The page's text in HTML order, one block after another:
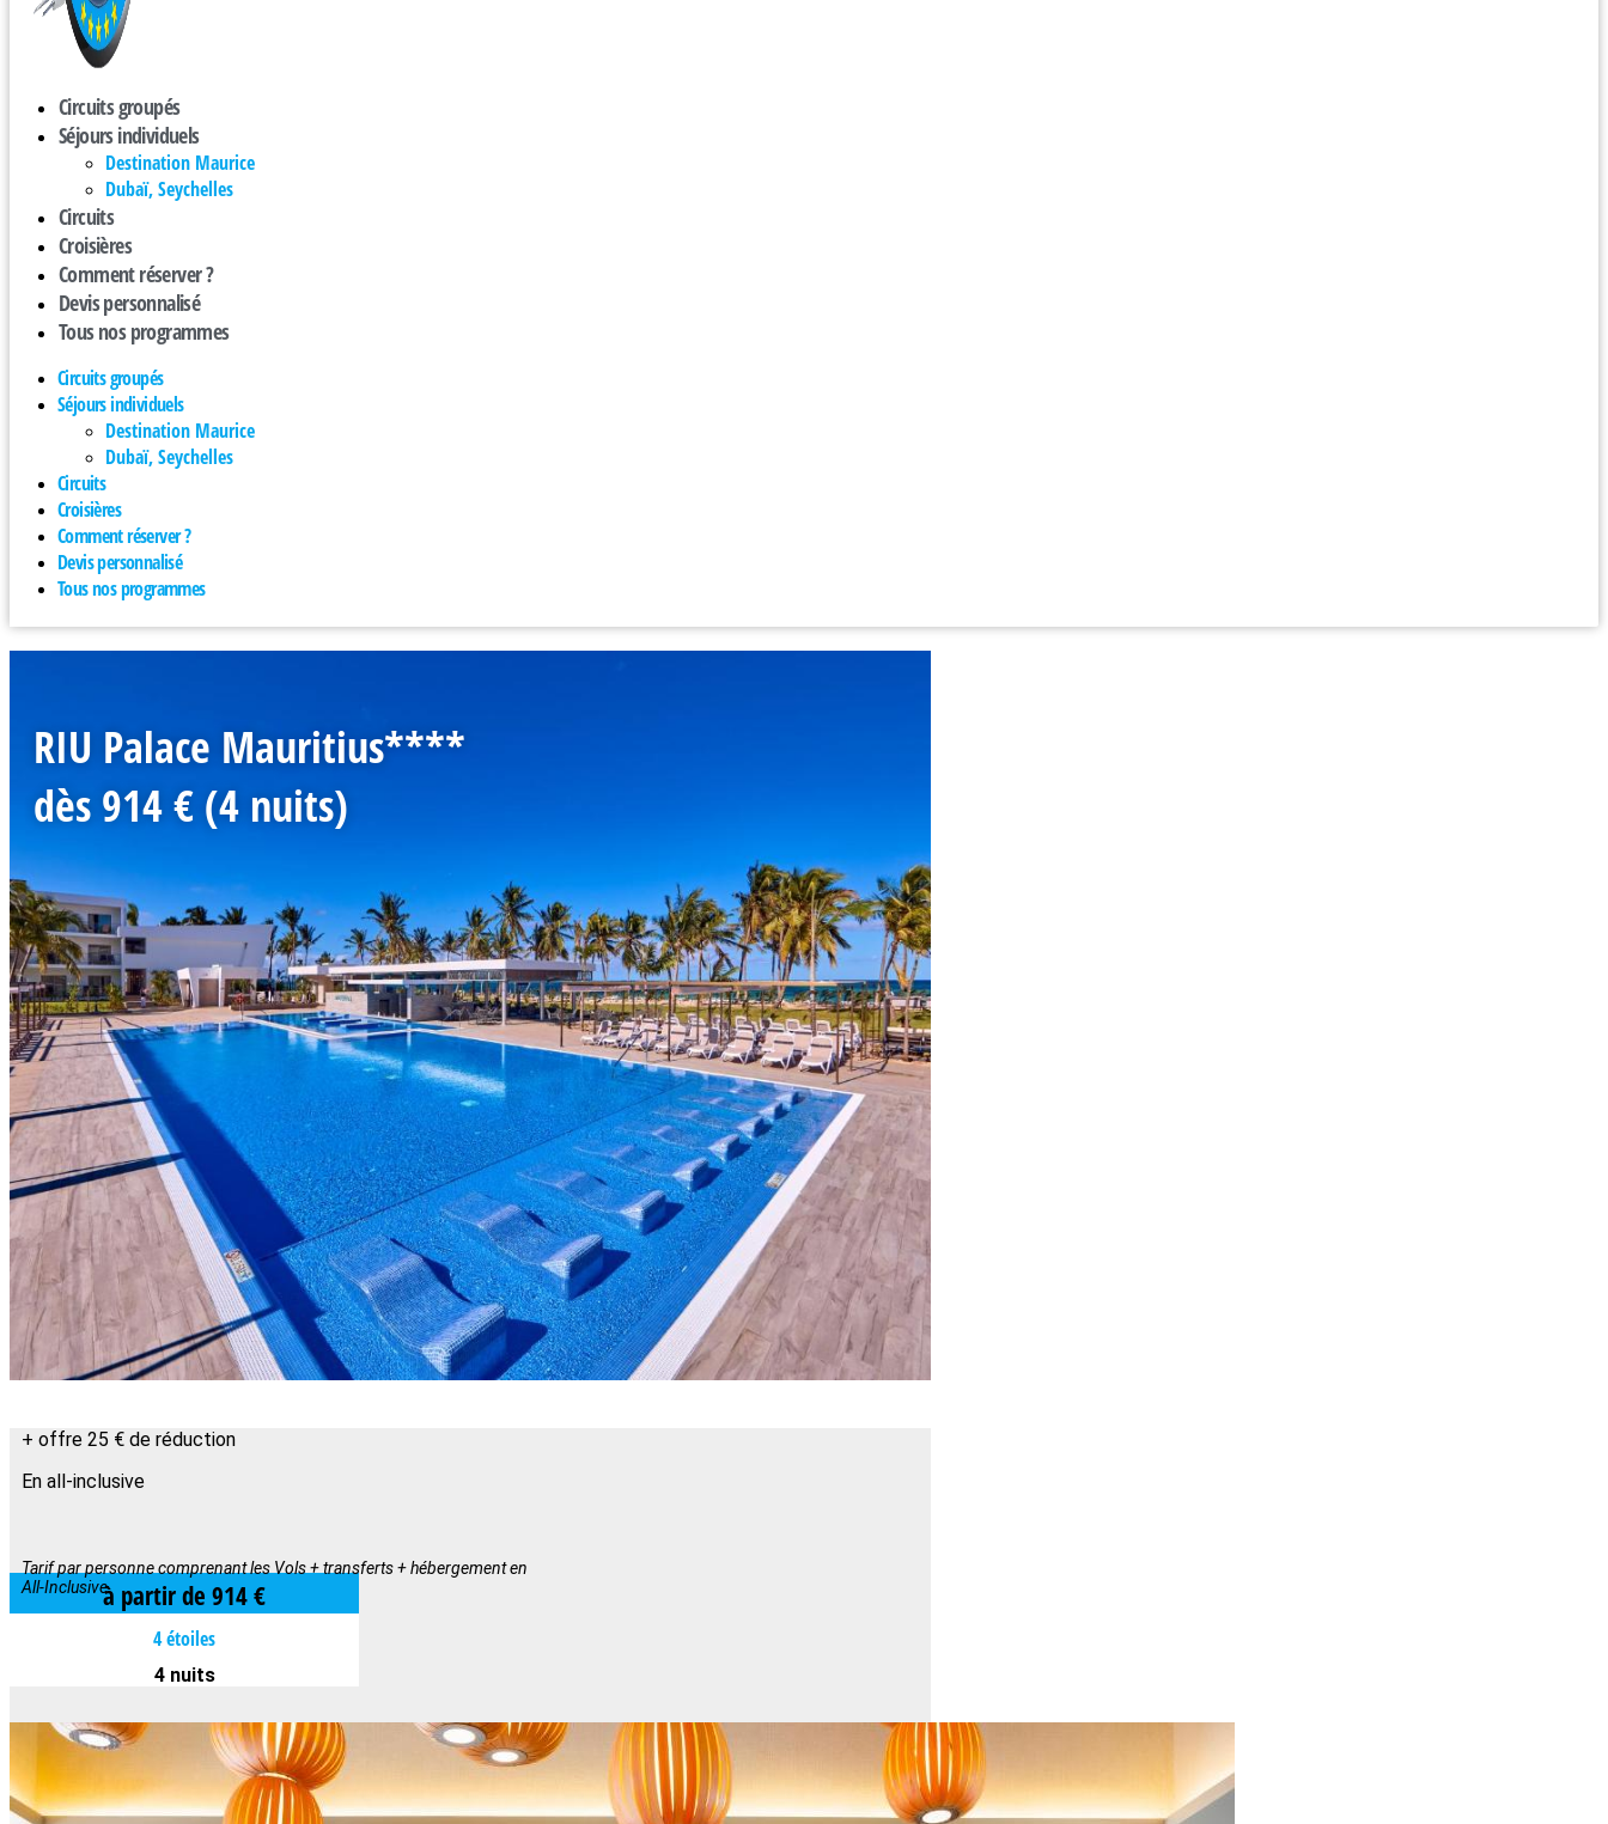
Circuits groupés
Séjours individuels
Destination Maurice
Dubaï, Seychelles
Circuits
Croisières
Comment réserver ?
Devis personnalisé
Tous nos programmes
Circuits groupés
Séjours individuels
Destination Maurice
Dubaï, Seychelles
Circuits
Croisières
Comment réserver ?
Devis personnalisé
Tous nos programmes
RIU Palace Mauritius****
dès 914 € (4 nuits)
+ offre 25 € de réduction
En all-inclusive
Tarif par personne comprenant les Vols + transferts + hébergement en
All-Inclusiveà partir de 914 €
4 étoiles
4 nuits